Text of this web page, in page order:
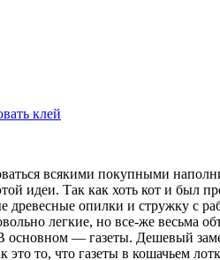
клей
всякими покупными
идеи. Так как хоть кот и был
древесные опилки и стружку с
легкие, но все-же весьма
основном — газеты. Дешевый
это то, что газеты в кошачьем